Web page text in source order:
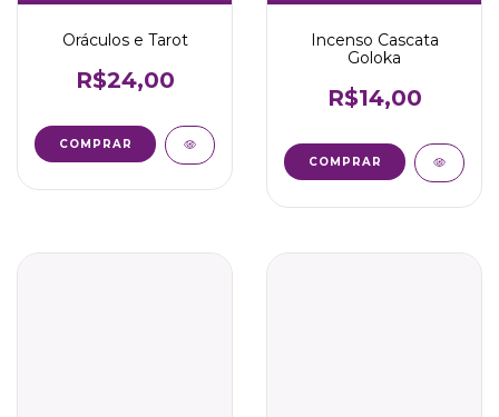
Oráculos e Tarot
R$24,00
COMPRAR
Incenso Cascata
Goloka
R$14,00
COMPRAR